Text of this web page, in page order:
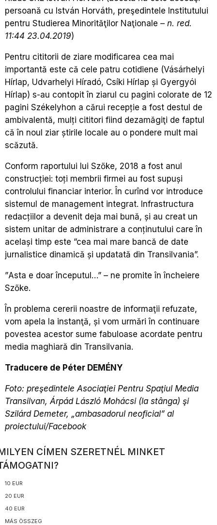
persoană cu István Horváth, preşedintele Institutului
pentru Studierea Minorităţilor Naţionale – n. red.
11:44 23.04.2019)
Pentru cititorii de ziare modificarea cea mai
importantă este că cele patru cotidiene (Vásárhelyi
Hírlap, Udvarhelyi Híradó, Csíki Hírlap și Gyergyói
Hírlap) s-au contopit în ziarul cu pagini colorate de 12
pagini Székelyhon a cărui recepție a fost destul de
ambivalentă, mulți cititori fiind dezamăgiţi de faptul
că în noul ziar știrile locale au o pondere mult mai
scăzută.
Conform raportului lui Szőke, 2018 a fost anul
construcției: toți membrii firmei au fost supuși
controlului financiar interior. În curînd vor introduce
sistemul de management integrat. Infrastructura
redacțiilor a devenit deja mai bună, și au creat un
sistem unitar de administrare a conținutului care în
același timp este ”cea mai mare bancă de date
jurnalistice dinamică și updatată din Transilvania”.
”Asta e doar începutul…” – ne promite în încheiere
Szőke.
În problema cererii noastre de informaţii refuzate,
vom apela la instanţă, și vom urmări în continuare
povestea acestor sume fabuloase acordate pentru
media maghiară din Transilvania.
Traducere de Péter DEMÉNY
Foto: preşedintele Asociaţiei Pentru Spaţiul Media
Transilvan, Árpád László Mohácsi (la stânga) şi
Szilárd Demeter, „ambasadorul neoficial” al
proiectului/Facebook
CÍMEN SZERETNÉL MINKET
10 EUR
20 EUR
40 EUR
MÁS ÖSSZEG